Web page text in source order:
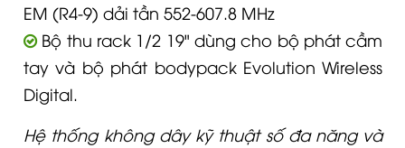
EM (R4-9) dải tần 552-607.8 MHz
Bộ thu rack 1/2 19" dùng cho bộ phát cầm
tay và bộ phát bodypack Evolution Wireless
Digital.
Hệ thống không dây kỹ thuật số đa năng và